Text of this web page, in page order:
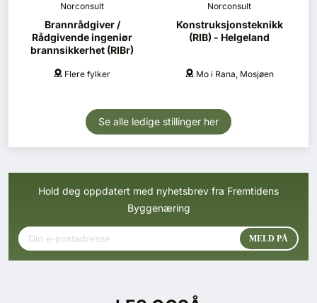
Norconsult
Brannrådgiver /
Rådgivende ingeniør
brannsikkerhet (RIBr)
Flere fylker
Norconsult
Konstruksjonsteknikk
(RIB) - Helgeland
Mo i Rana, Mosjøen
Se alle ledige stillinger her
Hold deg oppdatert med nyhetsbrev fra Fremtidens
Byggenæring